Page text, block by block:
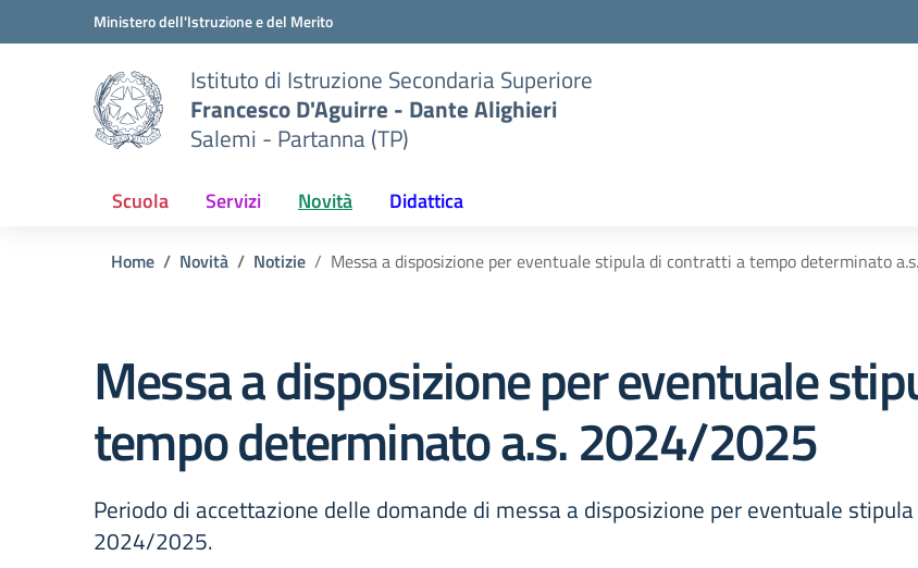
Vai ai contenuti
Vai al menu di navigazioneMinistero dell'Istruzione e del Merito
Istituto di Istruzione Secondaria Superiore
Francesco D'Aguirre - Dante Alighieri
Salemi - Partanna (TP)
Scuola Servizi Novità Didattica
Home Novità Notizie Messa a disposizione per eventuale stipula di contratti a tempo determinato
Messa a disposizione per eventuale
tempo determinato a.s. 2024/2025
Periodo di accettazione delle domande di messa a disposizione per eventuale
2024/2025.